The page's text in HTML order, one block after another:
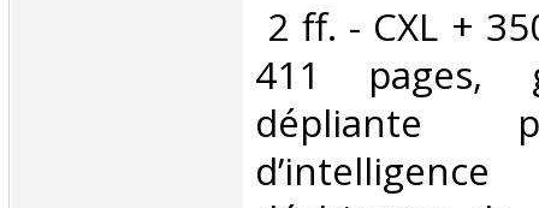
2 ff. - CXL +
411 pages,
dépliante